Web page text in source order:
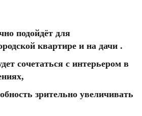
подойдёт для
квартире и на дачи .
сочетаться с интерьером в
зрительно увеличивать